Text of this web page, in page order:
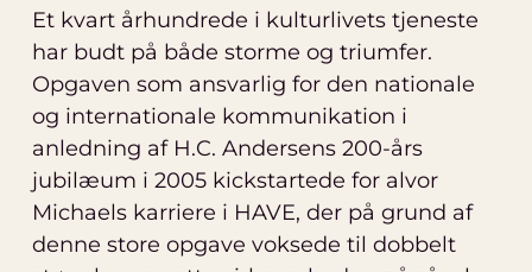
Et kvart århundrede i kulturlivets tjeneste
har budt på både storme og triumfer.
Opgaven som ansvarlig for den nationale
og internationale kommunikation i
anledning af H.C. Andersens 200-års
jubilæum i 2005 kickstartede for alvor
Michaels karriere i HAVE, der på grund af
denne store opgave voksede til dobbelt